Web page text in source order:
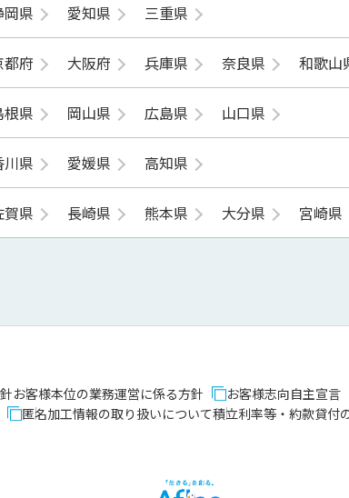
岡県 愛知県 三重県
都府 大阪府 兵庫県 奈良県 和歌山
根県 岡山県 広島県 山口県
川県 愛媛県 高知県
賀県 長崎県 熊本県 大分県 宮崎県
お客様本位の業務運営に係る方針 お客様志向自主宣言
匿名加工情報の取り扱いについて積立利率等・約款貸付